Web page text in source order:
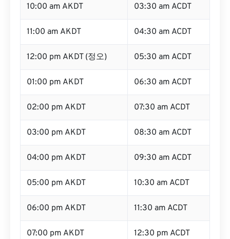
10:00 am AKDT 03:30 am ACDT
11:00 am AKDT 04:30 am ACDT
12:00 pm AKDT (정오) 05:30 am ACDT
01:00 pm AKDT 06:30 am ACDT
02:00 pm AKDT 07:30 am ACDT
03:00 pm AKDT 08:30 am ACDT
04:00 pm AKDT 09:30 am ACDT
05:00 pm AKDT 10:30 am ACDT
06:00 pm AKDT 11:30 am ACDT
07:00 pm AKDT 12:30 pm ACDT